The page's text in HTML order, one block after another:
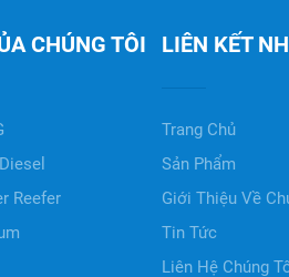
CHÚNG TÔI
Reefer
LIÊN KẾT
Trang Chủ
Sản Phẩm
Giới Thiệu Về
Tin Tức
Liên Hệ Chúng